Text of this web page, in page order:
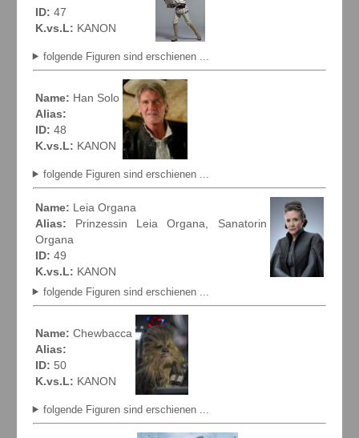
ID: 47
K.vs.L: KANON
folgende Figuren sind erschienen ...
Name: Han Solo
Alias:
ID: 48
K.vs.L: KANON
folgende Figuren sind erschienen ...
Name: Leia Organa
Alias: Prinzessin Leia Organa, Sanatorin
Organa
ID: 49
K.vs.L: KANON
folgende Figuren sind erschienen ...
Name: Chewbacca
Alias:
ID: 50
K.vs.L: KANON
folgende Figuren sind erschienen ...